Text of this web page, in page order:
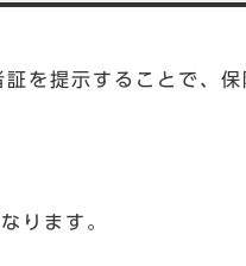
を提示することで、保
ります。